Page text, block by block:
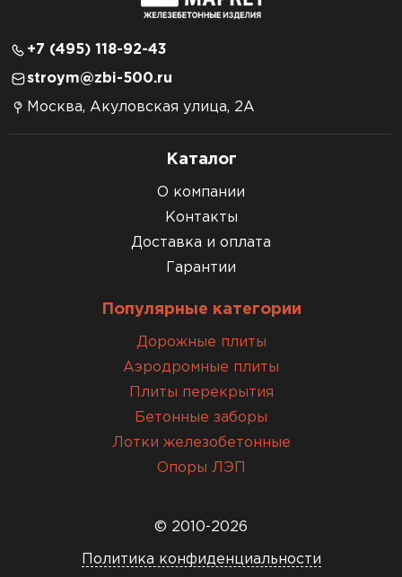
+7 (495) 118-92-43
stroym@zbi-500.ru
Москва, Акуловская улица, 2А
Каталог
О компании
Контакты
Доставка и оплата
Гарантии
Популярные категории
Дорожные плиты
Аэродромные плиты
Плиты перекрытия
Бетонные заборы
Лотки железобетонные
Опоры ЛЭП
© 2010-2026
Политика конфиденциальности